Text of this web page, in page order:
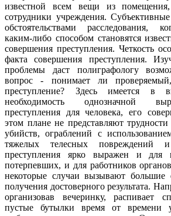
известной всем вещи из
сотрудники учреждения.
обстоятельствами расследования,
каким-либо способом становятся
совершения преступления. Четкость
факта совершения преступления.
проблемы даст полиграфологу
вопрос - понимает ли
преступление? Здесь имеется в
необходимость однозначной
преступления для человека, его
этом плане не представляют
убийств, ограблений с
тяжелых телесных повреждений
преступления ярко выражен и для
потерпевших, и для работников
некоторые случаи вызывают большие
получения достоверного результата.
организовав вечеринку, распивает
пустые бутылки время от времени